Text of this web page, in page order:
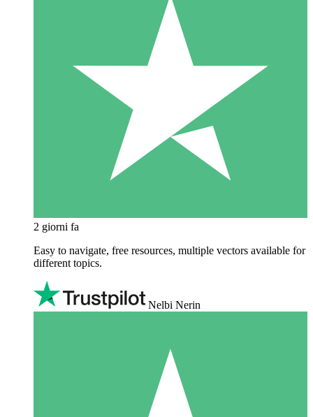
2 giorni fa
Easy to navigate, free resources, multiple vectors available for
different topics.
Nelbi Nerin